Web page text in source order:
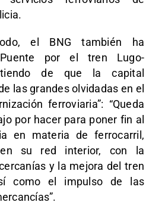
el BNG también ha
por el tren Lugo-
de que la capital
las grandes olvidadas en el
ferroviaria”: “Queda
por hacer para poner fin al
en materia de ferrocarril,
en su red interior, con la
y la mejora del tren
como el impulso de las